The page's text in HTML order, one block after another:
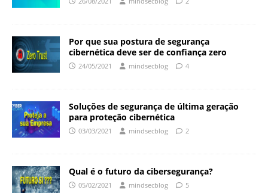
Por que sua postura de segurança
cibernética deve ser de confiança zero
24/05/2021 mindsecblog 4
Soluções de segurança de última geração
para proteção cibernética
03/03/2021 mindsecblog 2
Qual é o futuro da cibersegurança?
05/02/2021 mindsecblog 5